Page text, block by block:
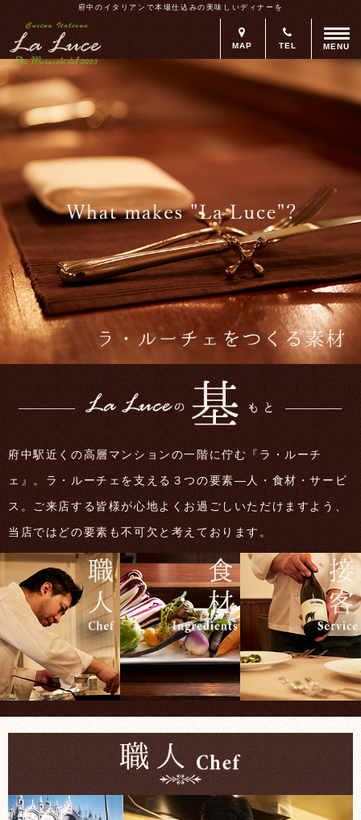
府中のイタリアンで本場仕込みの美味しいディナーを
MAP TEL MENU
府中駅近くの高層マンションの一階に佇む『ラ・ルーチ
ェ』。ラ・ルーチェを支える３つの要素―人・食材・サービ
ス。ご来店する皆様が心地よくお過ごしいただけますよう、
当店ではどの要素も不可欠と考えております。